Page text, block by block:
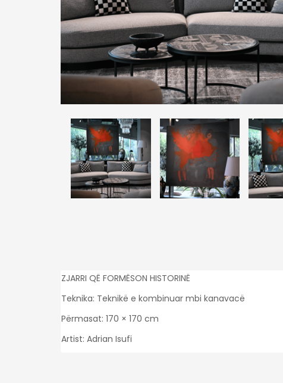
ZJARRI QË FORMËSON HISTORINË
Teknika: Teknikë e kombinuar mbi kanavacë
Përmasat: 170 × 170 cm
Artist: Adrian Isufi